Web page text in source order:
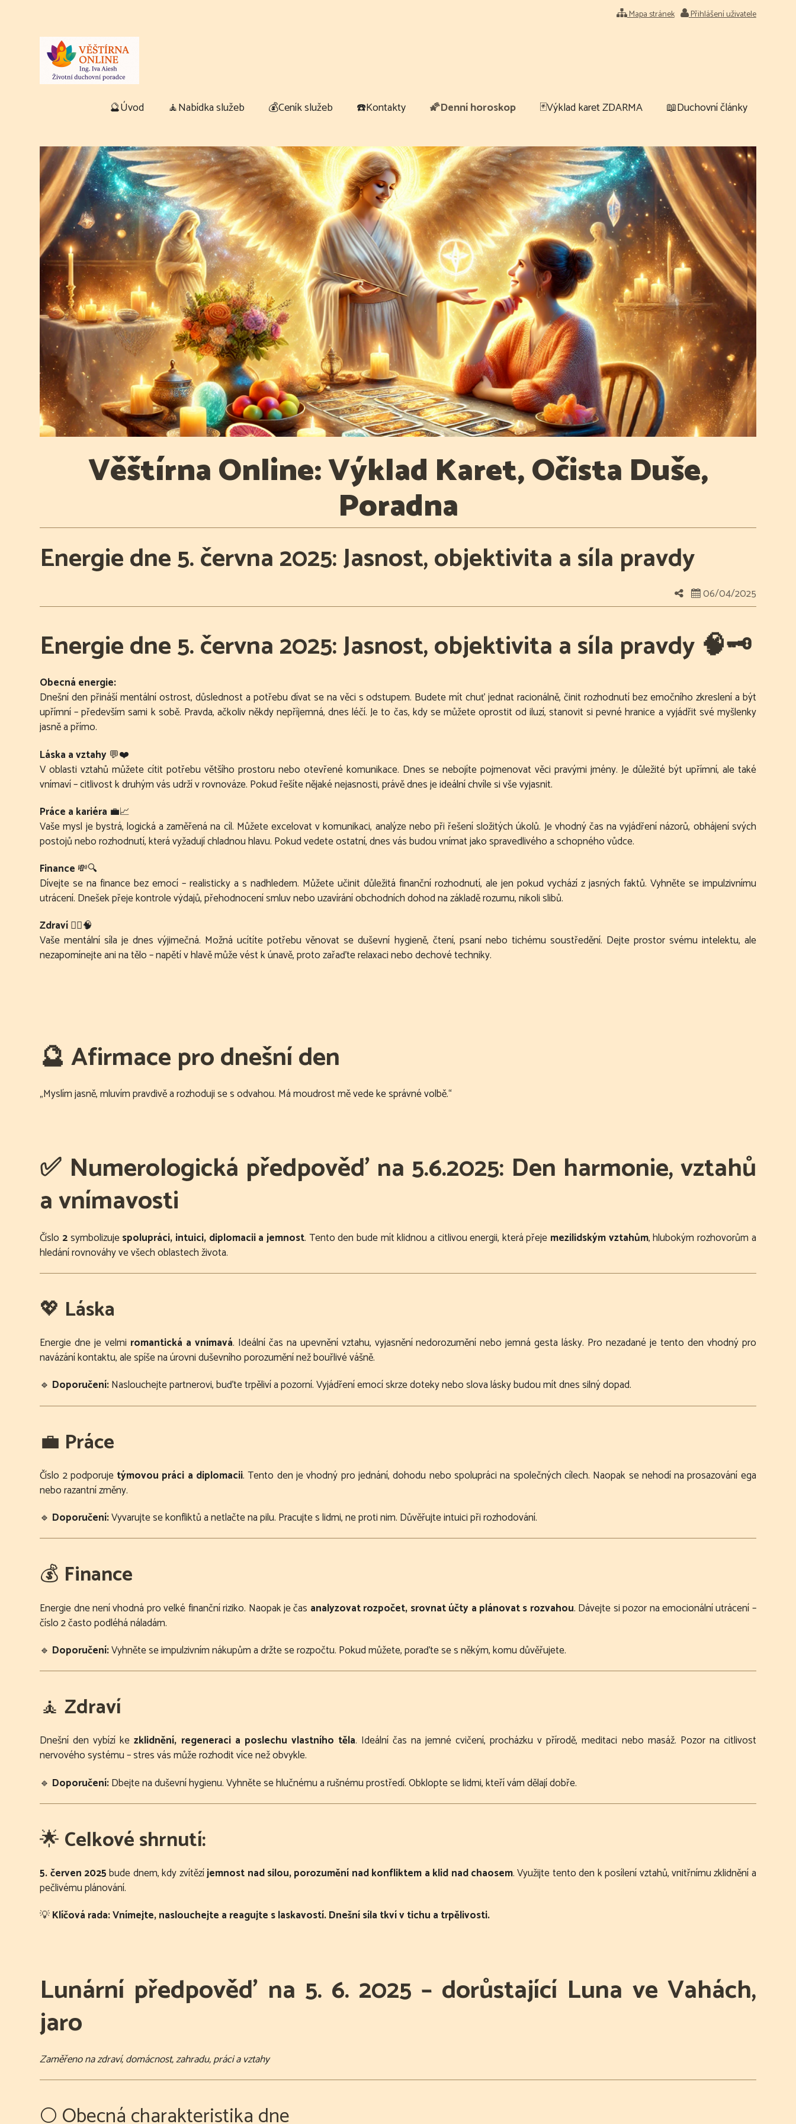
Mapa stránek Přihlášení uživatele
🔮Úvod 🧘Nabídka služeb 💰Ceník služeb ☎️Kontakty 🌠Denní horoskop 🃏Výklad karet ZDARMA 📖Duchovní články
Věštírna Online: Výklad Karet, Očista Duše,
Poradna
Energie dne 5. června 2025: Jasnost, objektivita a síla pravdy
06/04/2025
Energie dne 5. června 2025: Jasnost, objektivita a síla pravdy 🧠🗝️
Obecná energie:
Dnešní den přináší mentální ostrost, důslednost a potřebu dívat se na věci s odstupem. Budete mít chuť jednat racionálně, činit rozhodnutí bez emočního zkreslení a být
upřímní – především sami k sobě. Pravda, ačkoliv někdy nepříjemná, dnes léčí. Je to čas, kdy se můžete oprostit od iluzí, stanovit si pevné hranice a vyjádřit své myšlenky
jasně a přímo.
Láska a vztahy 💬❤️
V oblasti vztahů můžete cítit potřebu většího prostoru nebo otevřené komunikace. Dnes se nebojíte pojmenovat věci pravými jmény. Je důležité být upřímní, ale také
vnímaví – citlivost k druhým vás udrží v rovnováze. Pokud řešíte nějaké nejasnosti, právě dnes je ideální chvíle si vše vyjasnit.
Práce a kariéra 💼📈
Vaše mysl je bystrá, logická a zaměřená na cíl. Můžete excelovat v komunikaci, analýze nebo při řešení složitých úkolů. Je vhodný čas na vyjádření názorů, obhájení svých
postojů nebo rozhodnutí, která vyžadují chladnou hlavu. Pokud vedete ostatní, dnes vás budou vnímat jako spravedlivého a schopného vůdce.
Finance 💸🔍
Dívejte se na finance bez emocí – realisticky a s nadhledem. Můžete učinit důležitá finanční rozhodnutí, ale jen pokud vychází z jasných faktů. Vyhněte se impulzivnímu
utrácení. Dnešek přeje kontrole výdajů, přehodnocení smluv nebo uzavírání obchodních dohod na základě rozumu, nikoli slibů.
Zdraví🧘‍♀️🧠
Vaše mentální síla je dnes výjimečná. Možná ucítíte potřebu věnovat se duševní hygieně, čtení, psaní nebo tichému soustředění. Dejte prostor svému intelektu, ale
nezapomínejte ani na tělo – napětí v hlavě může vést k únavě, proto zařaďte relaxaci nebo dechové techniky.
🔮Afirmace pro dnešní den
„Myslím jasně, mluvím pravdivě a rozhoduji se s odvahou. Má moudrost mě vede ke správné volbě.“
✅ Numerologická předpověď na 5.6.2025: Den harmonie, vztahů
a vnímavosti
Číslo 2symbolizujespolupráci, intuici, diplomacii a jemnost. Tento den bude mít klidnou a citlivou energii, která přeje mezilidským vztahům, hlubokým rozhovorům a
hledání rovnováhy ve všech oblastech života.
💖 Láska
Energie dne je velmi romantická a vnímavá. Ideální čas na upevnění vztahu, vyjasnění nedorozumění nebo jemná gesta lásky. Pro nezadané je tento den vhodný pro
navázání kontaktu, ale spíše na úrovni duševního porozumění než bouřlivé vášně.
🔹 Doporučení:Naslouchejte partnerovi, buďte trpěliví a pozorní. Vyjádření emocí skrze doteky nebo slova lásky budou mít dnes silný dopad.
💼 Práce
Číslo 2 podporuje týmovou práci a diplomacii. Tento den je vhodný pro jednání, dohodu nebo spolupráci na společných cílech. Naopak se nehodí na prosazování ega
nebo razantní změny.
🔹 Doporučení:Vyvarujte se konfliktů a netlačte na pilu. Pracujte s lidmi, ne proti nim. Důvěřujte intuici při rozhodování.
💰 Finance
Energie dne není vhodná pro velké finanční riziko. Naopak je čas analyzovat rozpočet, srovnat účty a plánovat s rozvahou. Dávejte si pozor na emocionální utrácení –
číslo 2 často podléhá náladám.
🔹 Doporučení:Vyhněte se impulzivním nákupům a držte se rozpočtu. Pokud můžete, poraďte se s někým, komu důvěřujete.
🧘Zdraví
Dnešní den vybízí kezklidnění, regeneraci a poslechu vlastního těla. Ideální čas na jemné cvičení, procházku v přírodě, meditaci nebo masáž. Pozor na citlivost
nervového systému – stres vás může rozhodit více než obvykle.
🔹 Doporučení:Dbejte na duševní hygienu. Vyhněte se hlučnému a rušnému prostředí. Obklopte se lidmi, kteří vám dělají dobře.
🌟 Celkové shrnutí:
5. červen 2025bude dnem, kdy zvítězíjemnost nad silou, porozumění nad konfliktem a klid nad chaosem. Využijte tento den k posílení vztahů, vnitřnímu zklidnění a
pečlivému plánování.
💡Klíčová rada:Vnímejte, naslouchejte a reagujte s laskavostí. Dnešní síla tkví v tichu a trpělivosti.
Lunární předpověď na 5. 6. 2025 – dorůstající Luna ve Vahách,
jaro
Zaměřeno na zdraví, domácnost, zahradu, práci a vztahy
🌕 Obecná charakteristika dne